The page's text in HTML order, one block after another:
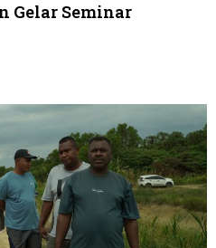
Gelar Seminar